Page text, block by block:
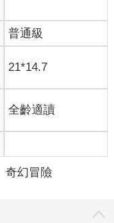
普通級
21*14.7
全齡適讀
奇幻冒險